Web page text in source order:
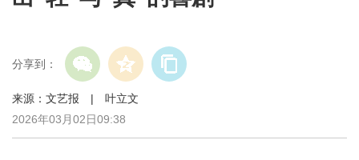
分享到：
来源：文艺报 | 叶立文
2026年03月02日09:38